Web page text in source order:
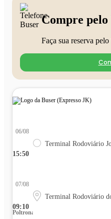
Compre
Faça sua reserva
15:50
06/08
Terminal Rodoviário
09:10
07/08
Terminal Rodoviário
Poltrona